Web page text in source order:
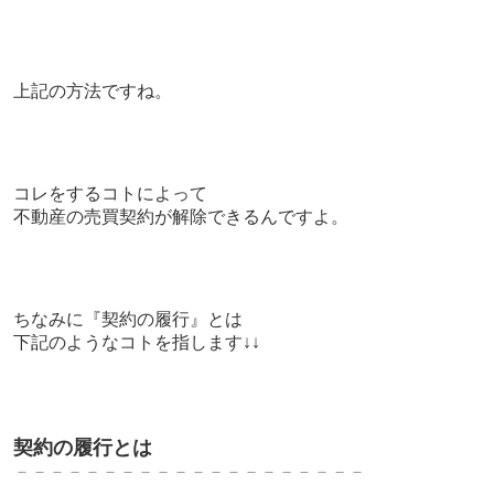
上記の方法ですね。
コレをするコトによって
不動産の売買契約が解除できるんですよ。
ちなみに『契約の履行』とは
下記のようなコトを指します↓↓
契約の履行とは
－－－－－－－－－－－－－－－－－－－－